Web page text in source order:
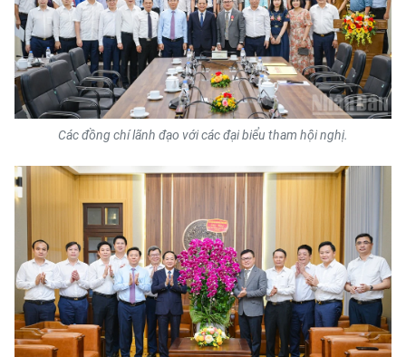
Các đồng chí lãnh đạo với các đại biểu tham hội nghị.